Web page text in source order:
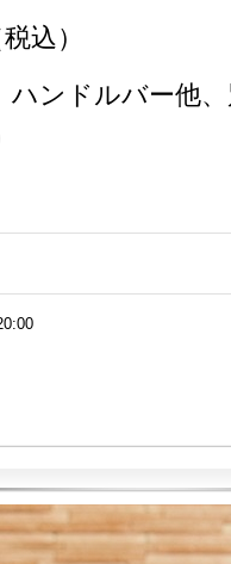
込）
ハンドルバー他